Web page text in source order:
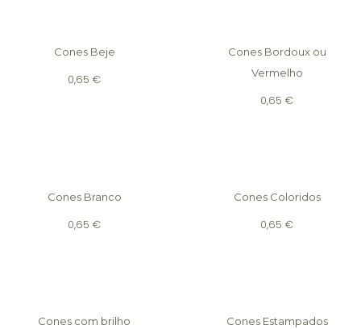
Cones Beje
0,65 €
Cones Bordoux ou
Vermelho
0,65 €
Cones Branco
0,65 €
Cones Coloridos
0,65 €
Cones com brilho Cones Estampados